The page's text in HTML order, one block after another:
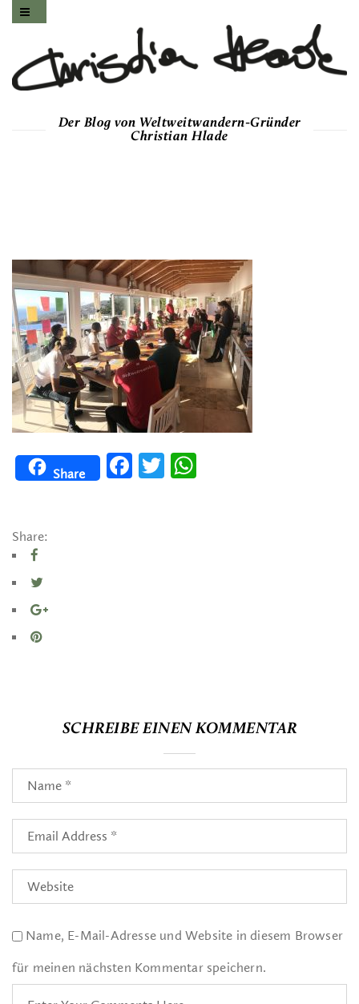
Der Blog von Weltweitwandern-Gründer
Christian Hlade
Share
FacebookTwitter
Share:
SCHREIBE EINEN KOMMENTAR
Name, E-Mail-Adresse und Website in diesem Browser
für meinen nächsten Kommentar speichern.